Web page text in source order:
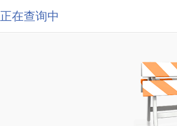
正在查询中